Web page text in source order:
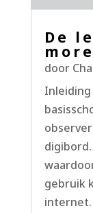
De
door
Inleiding
gebruik
internet.